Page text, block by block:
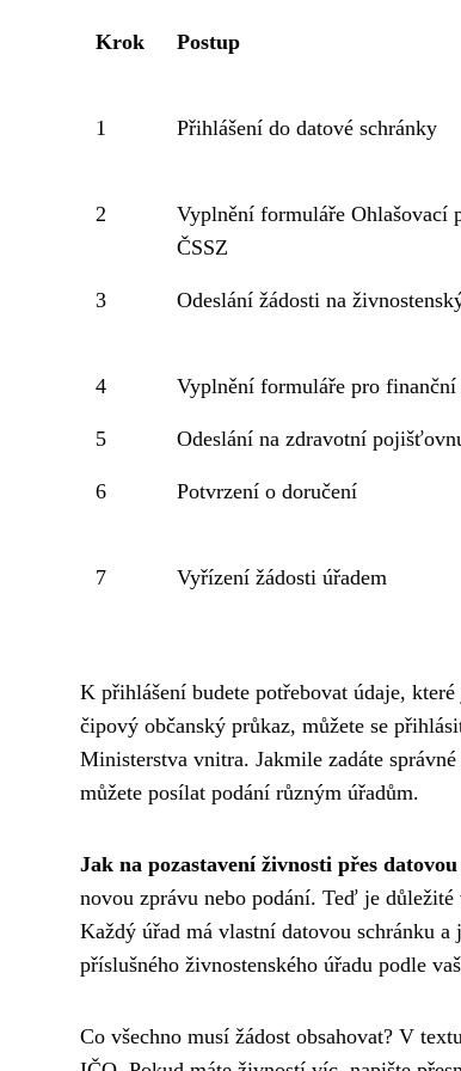
Krok Postup
1 Přihlášení do datové schránky
2
Vyplnění formuláře Ohlašovací
ČSSZ
3 Odeslání žádosti na
4 Vyplnění formuláře pro finanční
5 Odeslání na zdravotní
6 Potvrzení o doručení
7 Vyřízení žádosti úřadem
K přihlášení budete potřebovat údaje,
čipový občanský průkaz, můžete se
Ministerstva vnitra. Jakmile zadáte
můžete posílat podání různým úřadům.
Jak na pozastavení živnosti přes
novou zprávu nebo podání. Teď je
Každý úřad má vlastní datovou schránku
příslušného živnostenského úřadu podle
Co všechno musí žádost obsahovat? V